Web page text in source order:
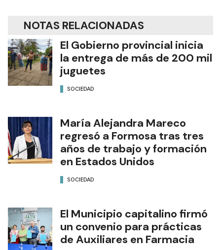
NOTAS RELACIONADAS
El Gobierno provincial inicia
la entrega de más de 200 mil
juguetes
SOCIEDAD
María Alejandra Mareco
regresó a Formosa tras tres
años de trabajo y formación
en Estados Unidos
SOCIEDAD
El Municipio capitalino firmó
un convenio para prácticas
de Auxiliares en Farmacia